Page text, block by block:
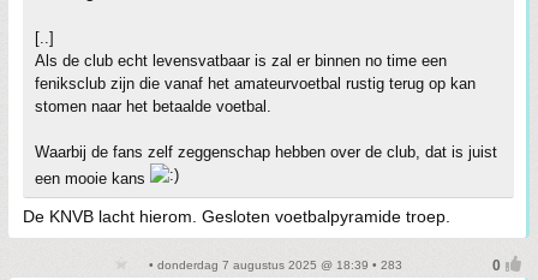
[..]
Als de club echt levensvatbaar is zal er binnen no time een
feniksclub zijn die vanaf het amateurvoetbal rustig terug op kan
stomen naar het betaalde voetbal.
Waarbij de fans zelf zeggenschap hebben over de club, dat is juist
een mooie kans
De KNVB lacht hierom. Gesloten voetbalpyramide troep.
• donderdag 7 augustus 2025 @ 18:39 • 283